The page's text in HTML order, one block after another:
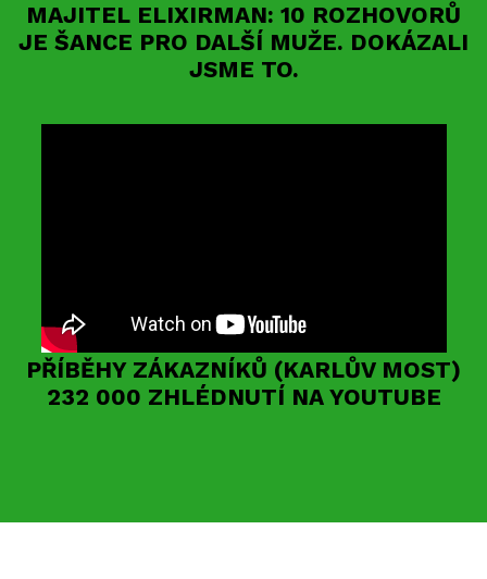
MAJITEL ELIXIRMAN: 10 ROZHOVORŮ
JE ŠANCE PRO DALŠÍ MUŽE. DOKÁZALI
JSME TO.
PŘÍBĚHY ZÁKAZNÍKŮ (KARLŮV MOST)
232 000 ZHLÉDNUTÍ NA YOUTUBE